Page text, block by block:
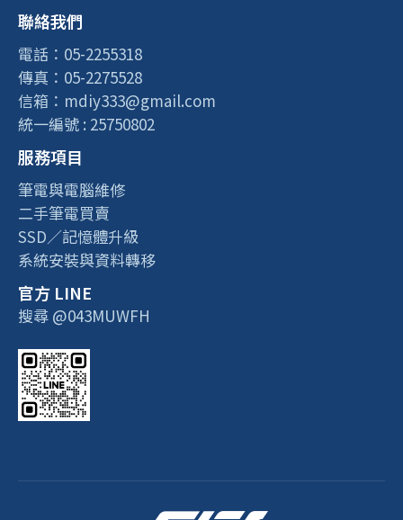
聯絡我們
電話：05-2255318
傳真：05-2275528
信箱：mdiy333@gmail.com
統一編號 : 25750802
服務項目
筆電與電腦維修
二手筆電買賣
SSD／記憶體升級
系統安裝與資料轉移
官方 LINE
搜尋 @043MUWFH